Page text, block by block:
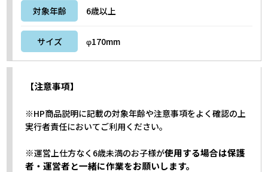
対象年齢 6歳以上
サイズ φ170mm
【注意事項】
※HP商品説明に記載の対象年齢や注意事項をよく確認の上
実行者責任においてご利用ください。
※運営上仕方なく6歳未満のお子様が使用する場合は保護
者・運営者と一緒に作業をお願いします。